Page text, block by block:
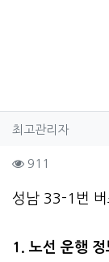
작성자 정보
최고관리자작성
컨텐츠 정보
911
본문
성남 33-1번 버
1. 노선 운행 정